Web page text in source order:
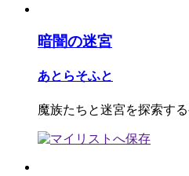
暗闇の迷宮
あとらそふと
魔族たちと迷宮を探索す